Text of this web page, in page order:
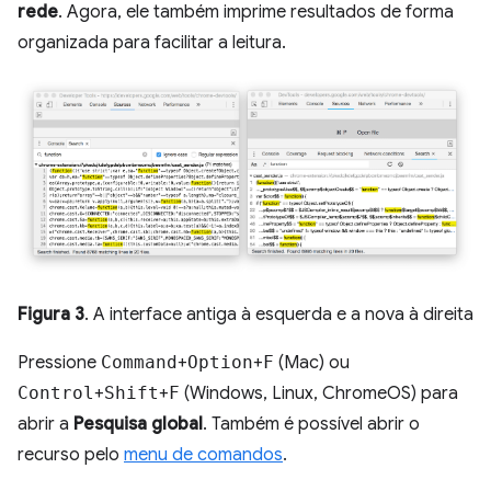
rede. Agora, ele também imprime resultados de forma
organizada para facilitar a leitura.
Figura 3. A interface antiga à esquerda e a nova à direita
Pressione Command+Option+F (Mac) ou
Control+Shift+F (Windows, Linux, ChromeOS) para
abrir a Pesquisa global. Também é possível abrir o
recurso pelo menu de comandos.